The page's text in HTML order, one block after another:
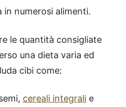
in numerosi alimenti.
le quantità consigliate
una dieta varia ed
cibi come:
cereali integrali e